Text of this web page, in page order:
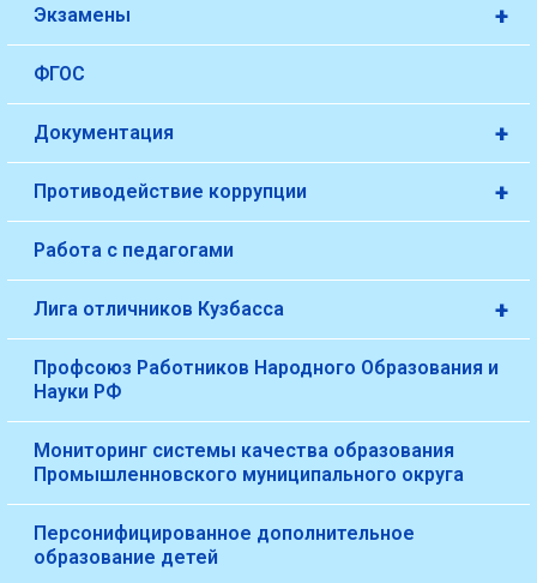
+
Экзамены
ФГОС
+
Документация
+
Противодействие коррупции
Работа с педагогами
+
Лига отличников Кузбасса
Профсоюз Работников Народного Образования и
Науки РФ
Мониторинг системы качества образования
Промышленновского муниципального округа
Персонифицированное дополнительное
образование детей